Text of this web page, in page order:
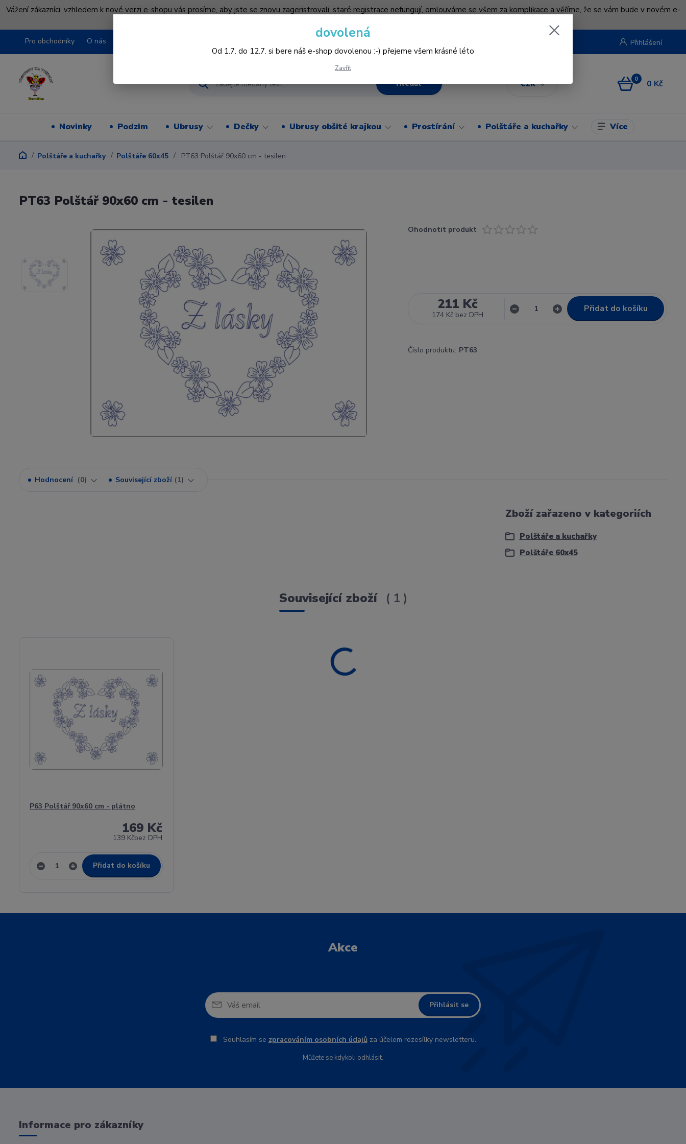
Vážení zákazníci, vzhledem k nové verzi e-shopu vás prosíme, aby jste se znovu zageristrovali, staré registrace nefungují, omlouváme se všem za komplikace a věříme, že se vám bude v novém e-
Pro obchodníky O nás
CZK
Přihlášení
Hledat 0 0 Kč
Novinky Podzim Ubrusy Dečky Ubrusy obšité krajkou Prostírání Polštáře a kuchařky Více
Polštáře a kuchařky Polštáře 60x45 PT63 Polštář 90x60 cm - tesilen
PT63 Polštář 90x60 cm - tesilen
Ohodnotit produkt
211 Kč
174 Kč bez DPH
Přidat do košíku
Číslo produktu: PT63
Hodnocení 0 Související zboží 1
Zboží zařazeno v kategoriích
Polštáře a kuchařky
Polštáře 60x45
Související zboží 1
P63 Polštář 90x60 cm - plátno
169 Kč
139 Kčbez DPH
Přidat do košíku
Akce
Přihlásit se
Souhlasím se zpracováním osobních údajůza účelem rozesílky newsletteru.
Můžete se kdykoli odhlásit.
Informace pro zákazníky
dovolená
Od 1.7. do 12.7. si bere náš e-shop dovolenou :-) přejeme všem krásné léto
Zavřít